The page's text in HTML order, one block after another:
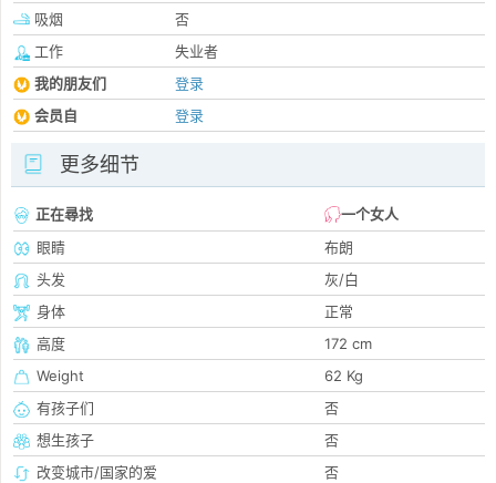
吸烟
否
工作
失业者
我的朋友们
登录
会员自
登录
更多细节
正在尋找
一个女人
眼睛
布朗
头发
灰/白
身体
正常
高度
172 cm
Weight
62 Kg
有孩子们
否
想生孩子
否
改变城市/国家的爱
否